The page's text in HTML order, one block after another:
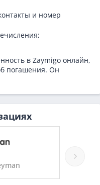
и номер
в Zaymigo онлайн,
погашения. Он